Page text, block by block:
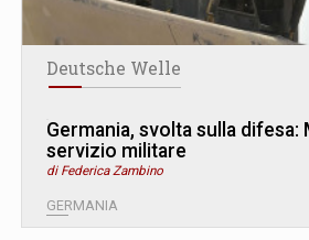
Deutsche Welle
Germania, svolta sulla difesa:
servizio militare
di Federica Zambino
GERMANIA